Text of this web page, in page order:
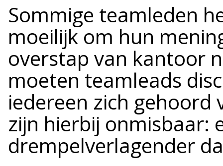
Sommige teamleden
moeilijk om hun
overstap van kantoor
moeten teamleads
iedereen zich
zijn hierbij onmisbaar:
drempelverlagender